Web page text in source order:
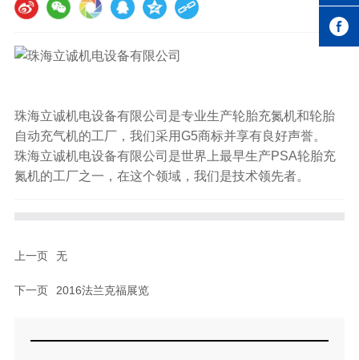
珠海立诚机电设备有限公司是专业生产轮胎充氮机和轮胎
自动充气机的工厂，我们采用G5商标并享有良好声誉。
珠海立诚机电设备有限公司是世界上最早生产PSA轮胎充
氮机的工厂之一，在这个领域，我们是技术领先者。
上一页 无
下一页 2016法兰克福展览